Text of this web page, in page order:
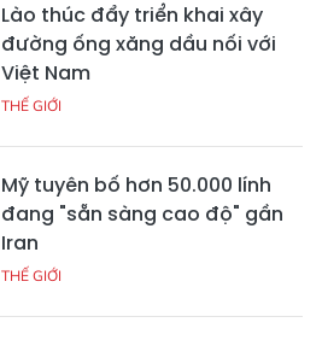
Lào thúc đẩy triển khai xây
đường ống xăng dầu nối với
Việt Nam
THẾ GIỚI
Mỹ tuyên bố hơn 50.000 lính
đang "sẵn sàng cao độ" gần
Iran
THẾ GIỚI